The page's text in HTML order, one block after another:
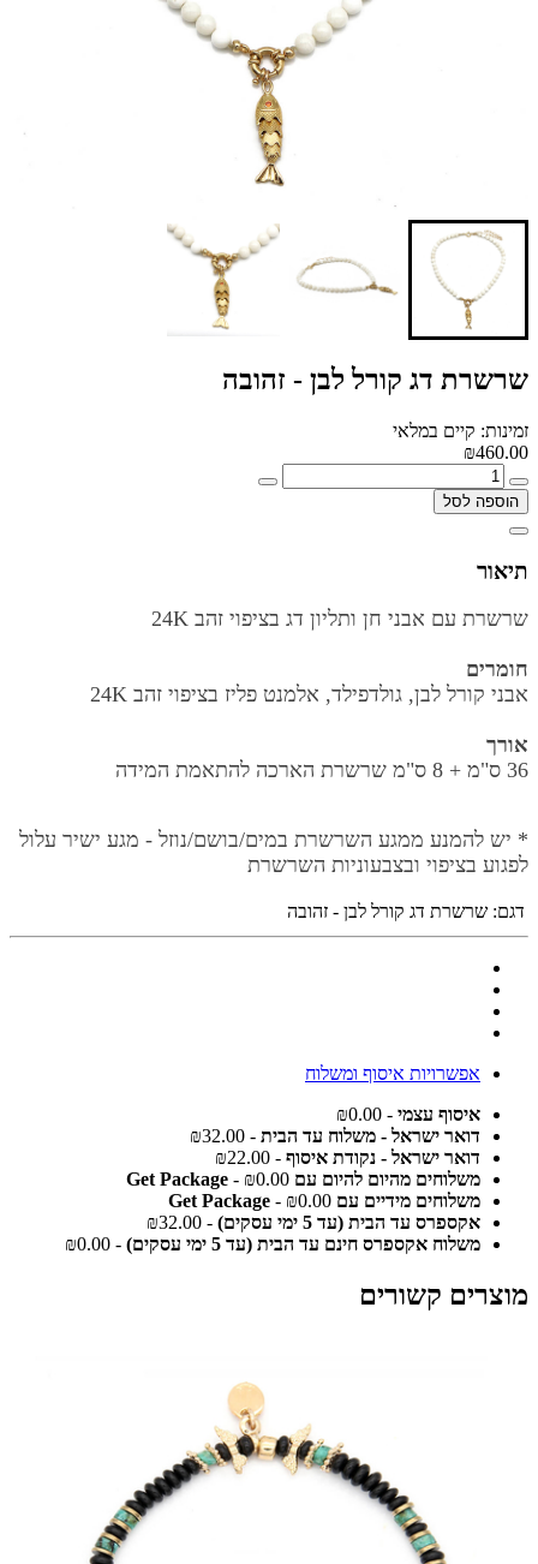
שרשרת דג קורל לבן - זהובה
זמינות: קיים במלאי
₪460.00
הוספה לסל
תיאור
שרשרת עם אבני חן ותליון דג בציפוי זהב 24K
חומרים
אבני קורל לבן, גולדפילד, אלמנט פליז בציפוי זהב 24K
אורך
36 ס"מ +
8 ס"מ שרשרת הארכה להתאמת המידה
* יש להמנע ממגע השרשרת במים/בושם/נוזל - מגע ישיר עלול
לפגוע בציפוי ובצבעוניות השרשרת
דגם: שרשרת דג קורל לבן - זהובה
אפשרויות איסוף ומשלוח
איסוף עצמי - ₪0.00
דואר ישראל - משלוח עד הבית - ₪32.00
דואר ישראל - נקודת איסוף - ₪22.00
משלוחים מהיום להיום עם Get Package - ₪0.00
משלוחים מידיים עם Get Package - ₪0.00
אקספרס עד הבית (עד 5 ימי עסקים)
- ₪32.00
משלוח אקספרס חינם עד הבית (עד 5 ימי עסקים)
- ₪0.00
מוצרים קשורים